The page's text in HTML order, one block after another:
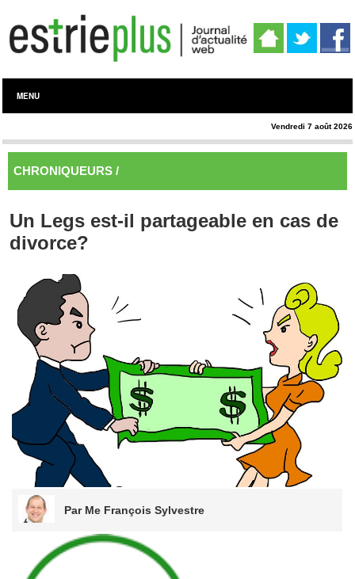
MENU
Vendredi 7 août 2026
CHRONIQUEURS /
Un Legs est-il partageable en cas de
divorce?
Par Me François Sylvestre